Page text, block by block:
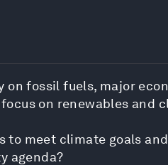
on fossil fuels, major
on renewables and
to meet climate goals
agenda?